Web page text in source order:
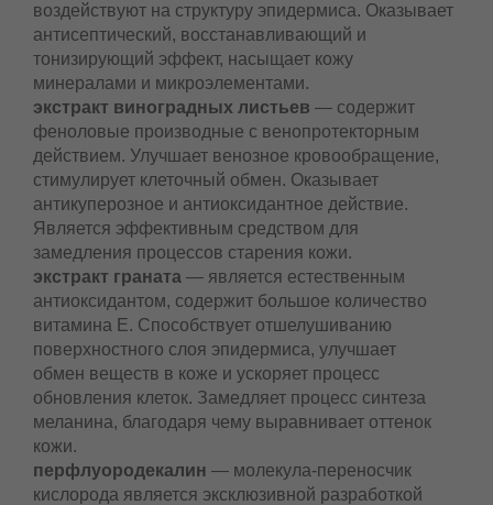
противовоспалительное, успокаивающее и
заживляющее действие, а также положительно
воздействуют на структуру эпидермиса.
Оказывает антисептический,
восстанавливающий и тонизирующий эффект,
насыщает кожу минералами и микроэлементами.
экстракт виноградных листьев— содержит
феноловые производные с венопротекторным
действием. Улучшает венозное кровообращение,
стимулирует клеточный обмен. Оказывает
антикуперозное и антиоксидантное действие.
Является эффективным средством для
замедления процессов старения кожи.
экстракт граната— является естественным
антиоксидантом, содержит большое количество
витамина Е. Способствует отшелушиванию
поверхностного слоя эпидермиса, улучшает
обмен веществ в коже и ускоряет процесс
обновления клеток. Замедляет процесс синтеза
меланина, благодаря чему выравнивает оттенок
кожи.